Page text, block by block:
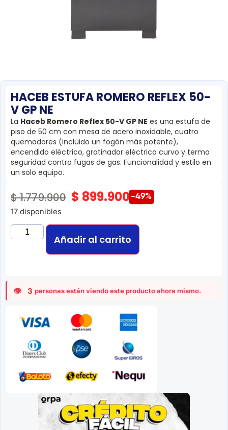
HACEB ESTUFA ROMERO REFLEX 50-
V GP NE
La Haceb Romero Reflex 50-V GP NE es una estufa de
piso de 50 cm con mesa de acero inoxidable, cuatro
quemadores (incluido un fogón más potente),
encendido eléctrico, gratinador eléctrico curvo y termo
seguridad contra fugas de gas. Funcionalidad y estilo en
un solo equipo.
$1.779.900 $ 899.900 -49%
17 disponibles
Añadir al carrito
3 personas están viendo este producto ahora mismo.